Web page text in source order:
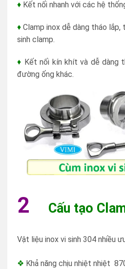
♦ Kết nối nhanh với các hệ
♦ Clamp inox dễ dàng tháo
sinh clamp.
♦ Kết nối kín khít và dễ dàng
đường ống khác.
2 Cấu tạo
Vật liệu inox vi sinh 304 nhiều
❖ Khả năng chịu nhiệt nhiệt